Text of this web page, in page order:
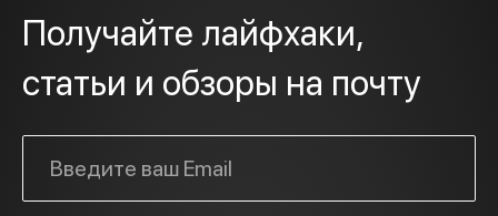
Получайте лайфхаки,
статьи и обзоры на почту